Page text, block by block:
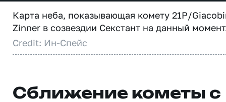
Карта неба, показывающая комету 21P/
Zinner в созвездии Секстант на данный
Credit: Ин-Спейс
Сближение кометы с